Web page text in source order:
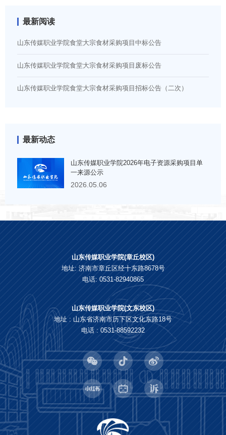
最新阅读
山东传媒职业学院食堂大宗食材采购项目中标公告
山东传媒职业学院食堂大宗食材采购项目废标公告
山东传媒职业学院食堂大宗食材采购项目招标公告（二次）
最新动态
山东传媒职业学院2026年电子资源采购项目单
一来源公示
2026.05.06
山东传媒职业学院(章丘校区)
地址: 济南市章丘区经十东路8678号
电话: 0531-82940865
山东传媒职业学院(文东校区)
地址 : 山东省济南市历下区文化东路18号
电话 : 0531-88592232